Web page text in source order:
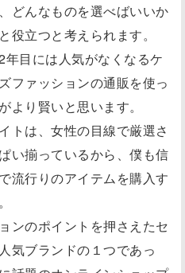
どんなものを選べばいいか
役立つと考えられます。
目には人気がなくなるケ
ファッションの通販を使っ
より賢いと思います。
トは、女性の目線で厳選さ
い揃っているから、僕も信
流行りのアイテムを購入す
ンのポイントを押さえたセ
気ブランドの１つであっ